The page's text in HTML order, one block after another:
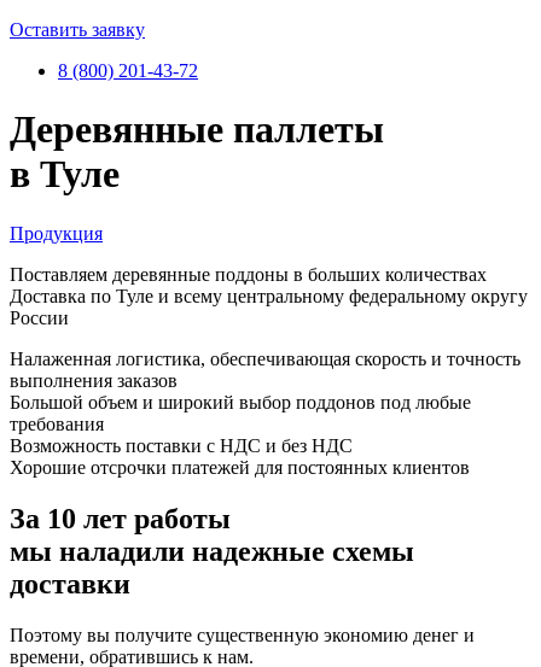
Оставить заявку
8 (800) 201-43-72
Деревянные паллеты
в Туле
Продукция
Поставляем деревянные поддоны в больших количествах
Доставка по Туле и всему центральному федеральному округу
России
Налаженная логистика, обеспечивающая скорость и точность
выполнения заказов
Большой объем и широкий выбор поддонов под любые
требования
Возможность поставки с НДС и без НДС
Хорошие отсрочки платежей для постоянных клиентов
За 10 лет работы
мы наладили надежные схемы
доставки
Поэтому вы получите существенную экономию денег и
времени, обратившись к нам.